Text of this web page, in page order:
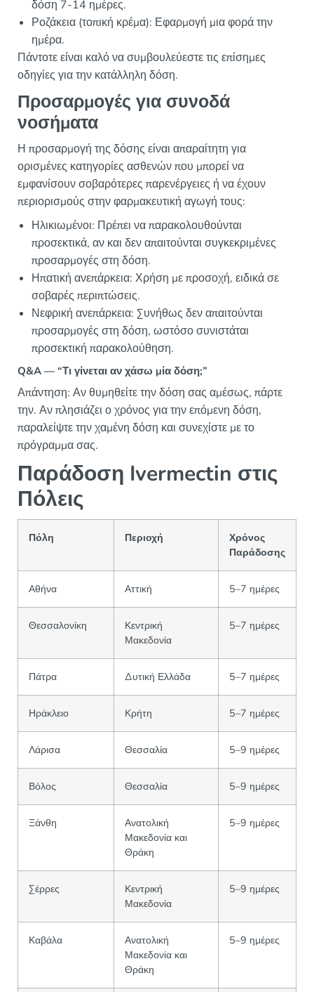
δόση 7-14 ημέρες.
Ροζάκεια (τοπική κρέμα): Εφαρμογή μια φορά την
ημέρα.
Πάντοτε είναι καλό να συμβουλεύεστε τις επίσημες
οδηγίες για την κατάλληλη δόση.
Προσαρμογές για συνοδά
νοσήματα
Η προσαρμογή της δόσης είναι απαραίτητη για
ορισμένες κατηγορίες ασθενών που μπορεί να
εμφανίσουν σοβαρότερες παρενέργειες ή να έχουν
περιορισμούς στην φαρμακευτική αγωγή τους:
Ηλικιωμένοι: Πρέπει να παρακολουθούνται
προσεκτικά, αν και δεν απαιτούνται συγκεκριμένες
προσαρμογές στη δόση.
Ηπατική ανεπάρκεια: Χρήση με προσοχή, ειδικά σε
σοβαρές περιπτώσεις.
Νεφρική ανεπάρκεια: Συνήθως δεν απαιτούνται
προσαρμογές στη δόση, ωστόσο συνιστάται
προσεκτική παρακολούθηση.
Q&A — “Τι γίνεται αν χάσω μία δόση;”
Απάντηση: Αν θυμηθείτε την δόση σας αμέσως, πάρτε
την. Αν πλησιάζει ο χρόνος για την επόμενη δόση,
παραλείψτε την χαμένη δόση και συνεχίστε με το
πρόγραμμα σας.
Παράδοση Ivermectin στις
Πόλεις
Πόλη Περιοχή
Χρόνος
Παράδοσης
Αθήνα Αττική 5–7 ημέρες
Θεσσαλονίκη
Κεντρική
Μακεδονία
5–7 ημέρες
Πάτρα Δυτική Ελλάδα 5–7 ημέρες
Ηράκλειο Κρήτη 5–7 ημέρες
Λάρισα Θεσσαλία 5–9 ημέρες
Βόλος Θεσσαλία 5–9 ημέρες
Ξάνθη
Ανατολική
Μακεδονία και
Θράκη
5–9 ημέρες
Σέρρες
Κεντρική
Μακεδονία
5–9 ημέρες
Καβάλα
Ανατολική
Μακεδονία και
Θράκη
5–9 ημέρες